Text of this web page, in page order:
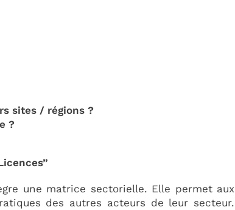
sites / régions ?
?
une matrice sectorielle. Elle permet aux
des autres acteurs de leur secteur.